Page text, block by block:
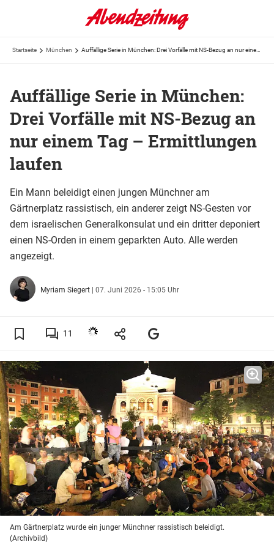
Startseite München
Auffällige Serie in München:
Drei Vorfälle mit NS-Bezug an
nur einem Tag – Ermittlungen
laufen
Ein Mann beleidigt einen jungen Münchner am
Gärtnerplatz rassistisch, ein anderer zeigt NS-Gesten vor
dem israelischen Generalkonsulat und ein dritter deponiert
einen NS-Orden in einem geparkten Auto. Alle werden
angezeigt.
Myriam Siegert | 07. Juni 2026 - 15:05 Uhr
11
Am Gärtnerplatz wurde ein junger Münchner rassistisch beleidigt.
(Archivbild)